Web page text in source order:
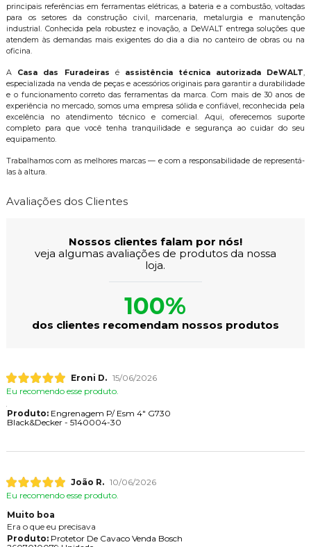
principais referências em ferramentas elétricas, a bateria e a combustão, voltadas
para os setores da construção civil, marcenaria, metalurgia e manutenção
industrial. Conhecida pela robustez e inovação, a DeWALT entrega soluções que
atendem às demandas mais exigentes do dia a dia no canteiro de obras ou na
oficina.
A Casa das Furadeiras é assistência técnica autorizada DeWALT,
especializada na venda de peças e acessórios originais para garantir a durabilidade
e o funcionamento correto das ferramentas da marca. Com mais de 30 anos de
experiência no mercado, somos uma empresa sólida e confiável, reconhecida pela
excelência no atendimento técnico e comercial. Aqui, oferecemos suporte
completo para que você tenha tranquilidade e segurança ao cuidar do seu
equipamento.
Trabalhamos com as melhores marcas — e com a responsabilidade de representá-
las à altura.
Avaliações dos Clientes
Nossos clientes falam por nós!
veja algumas avaliações de produtos da nossa
loja.
100%
dos clientes recomendam nossos produtos
Eroni D. 15/06/2026
Eu recomendo esse produto.
Produto:Engrenagem P/ Esm 4" G730
Black&Decker - 5140004-30
João R. 10/06/2026
Eu recomendo esse produto.
Muito boa
Era o que eu precisava
Produto:Protetor De Cavaco Venda Bosch